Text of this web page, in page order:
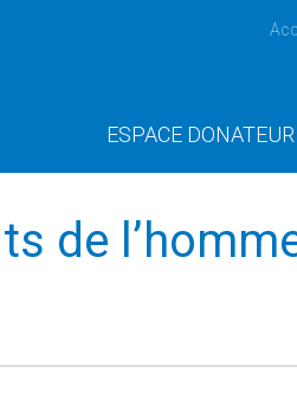
ESPACE DONATEUR
de